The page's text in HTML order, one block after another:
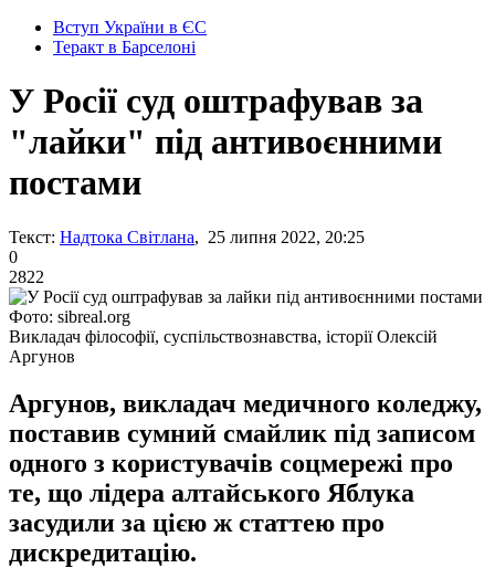
Вступ України в ЄС
Теракт в Барселоні
У Росії суд оштрафував за
"лайки" під антивоєнними
постами
Текст: Надтока Світлана, 25 липня 2022, 20:25
0
2822
Фото: sibreal.org
Викладач філософії, суспільствознавства, історії Олексій
Аргунов
Аргунов, викладач медичного коледжу,
поставив сумний смайлик під записом
одного з користувачів соцмережі про
те, що лідера алтайського Яблука
засудили за цією ж статтею про
дискредитацію.